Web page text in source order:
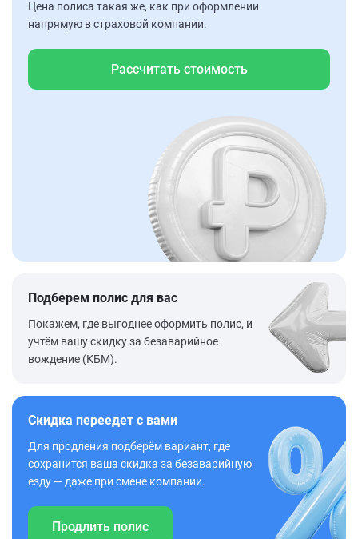
Цена полиса такая же, как при оформлении
напрямую в страховой компании.
Рассчитать стоимость
Подберем полис для вас
Покажем, где выгоднее оформить полис, и
учтём вашу скидку за безаварийное
вождение (КБМ).
Скидка переедет с вами
Для продления подберём вариант, где
сохранится ваша скидка за безаварийную
езду — даже при смене компании.
Продлить полис